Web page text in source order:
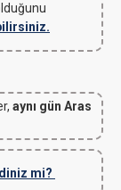
aynı gün Aras
mi?